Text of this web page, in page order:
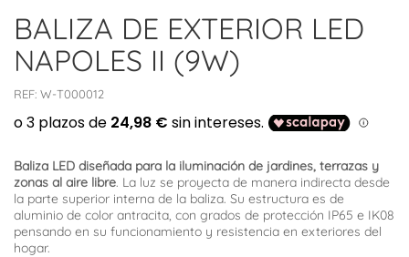
BALIZA DE EXTERIOR LED
NAPOLES II (9W)
REF: W-T000012
Baliza LED diseñada para la iluminación de jardines, terrazas y
zonas al aire libre. La luz se proyecta de manera indirecta desde
la parte superior interna de la baliza. Su estructura es de
aluminio de color antracita, con grados de protección IP65 e IK08
pensando en su funcionamiento y resistencia en exteriores del
hogar.